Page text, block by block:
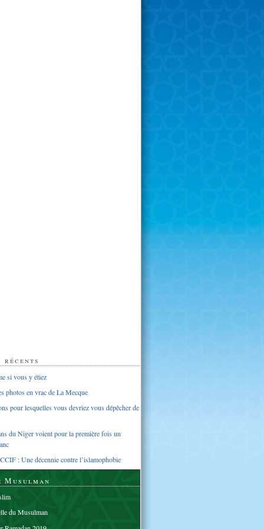
si vous y étiez
photos en vrac de La Mecque
pour lesquelles vous devriez vous dépêcher de
du Niger voient pour la première fois un
: Une décennie contre l’islamophobie
Musulman
du Musulman